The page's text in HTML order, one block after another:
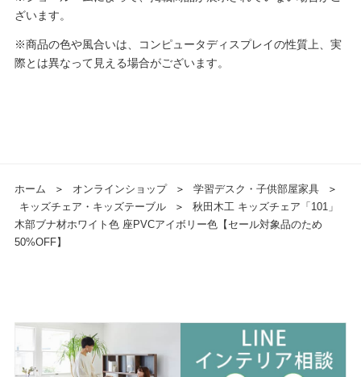
ざいます。
※商品の色や風合いは、コンピュータディスプレイの性質上、実
際とは異なって見える場合がございます。
ホーム ＞ オンラインショップ ＞ 学習デスク・子供部屋家具
＞
キッズチェア・キッズテーブル
＞
秋田木工 キッズチェア「101」
木部ブナ材ホワイト色 座PVCアイボリー色【セール対象品のため
50%OFF】